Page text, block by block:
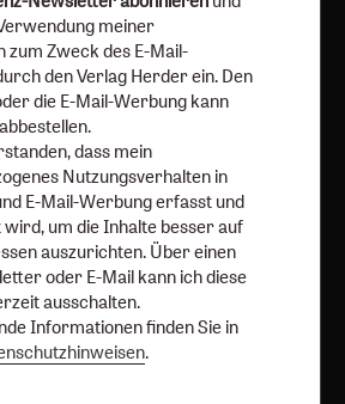
abbestellen.
dass mein personenbezogenes
in Newsletter und E-Mail-Werbung
wird, um die Inhalte besser auf
auszurichten. Über einen Link in
kann ich diese Funktion jederzeit
ausschalten.
finden Sie in unseren
.
meiner
zum Zweck des E-Mail-
den Verlag Herder ein. Den
die E-Mail-Werbung kann
dass mein
Nutzungsverhalten in
E-Mail-Werbung erfasst und
um die Inhalte besser auf
auszurichten. Über einen
oder E-Mail kann ich diese
ausschalten.
Informationen finden Sie in
.